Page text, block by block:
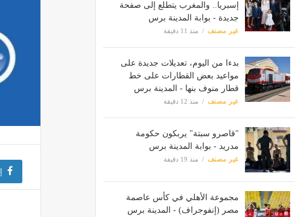
إسبريا.. والمغرب يتطلع إلى صفحة
جديدة - بوابة المدينة برس
غير مصنف منذ 11 دقيقة
بدءا من اليوم، تعديلات جديدة على
مواعيد بعض القطارات على خط
قطار منوف بنها - المدينة برس
غير مصنف منذ 12 دقيقة
"قاصرو سبتة" يربكون حكومة
مدريد - بوابة المدينة برس
غير مصنف منذ 19 دقيقة
مجموعة الأهلي في كأس عاصمة
مصر (إنفوجراف) - المدينة برس